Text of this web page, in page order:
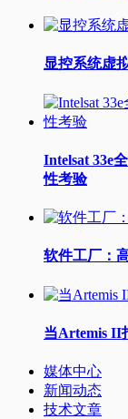
显控系统虚
Intelsat 33e
性考验
软件工厂：
当Artemis II
媒体中心
新闻动态
技术文章